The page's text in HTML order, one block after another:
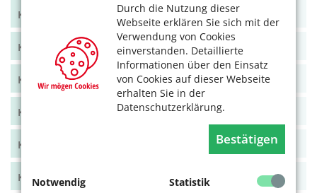
Durch die Nutzung dieser
Webseite erklären Sie sich mit der
Verwendung von Cookies
einverstanden. Detaillierte
Informationen über den Einsatz
von Cookies auf dieser Webseite
erhalten Sie in der
Datenschutzerklärung.
Bestätigen
Notwendig
Statistik
KölnerLeben Okt/Nov 2021
KölnerLeben Aug/Sept 2021
KölnerLeben Juni/Juli 2021
KölnerLeben April/Mai 2021
KölnerLeben Feb/März 2021
KölnerLeben Dez 20/Jan 21